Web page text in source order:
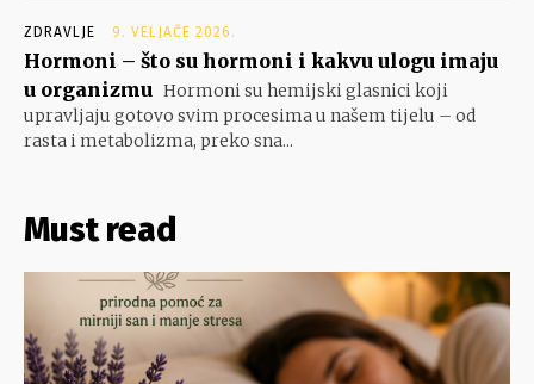
ZDRAVLJE 9. VELJAČE 2026.
Hormoni – što su hormoni i kakvu ulogu imaju
u organizmu Hormoni su hemijski glasnici koji
upravljaju gotovo svim procesima u našem tijelu – od
rasta i metabolizma, preko sna...
Must read